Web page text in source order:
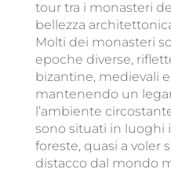
tour tra i monasteri
bellezza
Molti dei monasteri
epoche diverse,
bizantine, medievali
mantenendo un
l’ambiente
sono situati in luoghi
foreste, quasi a voler
distacco dal mondo